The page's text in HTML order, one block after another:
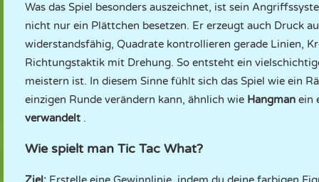
Was das Spiel besonders auszeichnet, ist sein
nicht nur ein Plättchen besetzen. Er erzeugt auch Druck
widerstandsfähig, Quadrate kontrollieren gerade Linien,
Richtungstaktik mit Drehung. So entsteht ein
meistern ist. In diesem Sinne fühlt sich das Spiel wie ein
einzigen Runde verändern kann, ähnlich wie Hangman ein
verwandelt .
Wie spielt man Tic Tac What?